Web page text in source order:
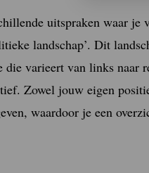
uitspraken waar je
landschap’. Dit
die varieert van links naar
Zowel jouw eigen
waardoor je een